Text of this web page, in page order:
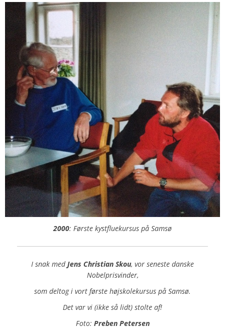
2000: Første kystfluekursus på Samsø
I snak medJens Christian Skou, vor seneste danske
Nobelprisvinder,
som deltog i vort første højskolekursus på Samsø.
Det var vi (ikke så lidt) stolte af!
Foto: Preben Petersen